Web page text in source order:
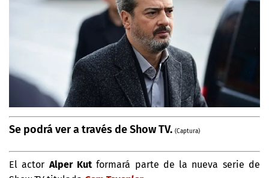
Se podrá ver a través de Show TV. (Captura)
El actor Alper Kutformará parte de la nueva serie de